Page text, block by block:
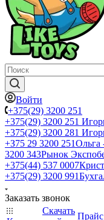
Войти
+375(29) 3200 251
+375(29) 3200 251
+375(29) 3200 281
+З75 29 3200 251Ольга
3200 343Рынок
+375(44) 537 0007
+375(29) 3200 991
Заказать звонок
Скачать